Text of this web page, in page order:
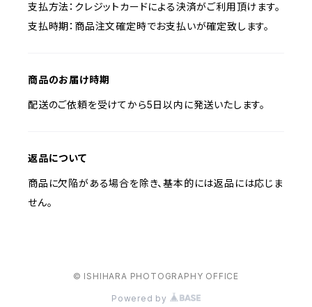
支払方法：クレジットカードによる決済がご利用頂けます。
支払時期：商品注文確定時でお支払いが確定致します。
商品のお届け時期
配送のご依頼を受けてから5日以内に発送いたします。
返品について
商品に欠陥がある場合を除き、基本的には返品には応じま
せん。
© ISHIHARA PHOTOGRAPHY OFFICE
Powered by